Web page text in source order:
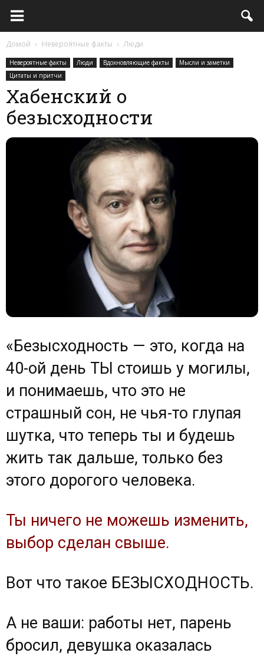
Домой Невероятные факты Люди
Невероятные факты Люди Вдохновляющие факты
Мысли и заметки
Цитаты и притчи
Хабенский о
безысходности
«Безысходность — это, когда на
40-ой день ТЫ стоишь у могилы,
и понимаешь, что это не
страшный сон, не чья-то глупая
шутка, что теперь ты и будешь
жить так дальше, только без
этого дорогого человека.
Ты ничего не можешь изменить,
выбор сделан свыше.
Вот что такое ‪БЕЗЫСХОДНОСТЬ‬.
А не ваши: работы нет, парень
бросил, девушка оказалась